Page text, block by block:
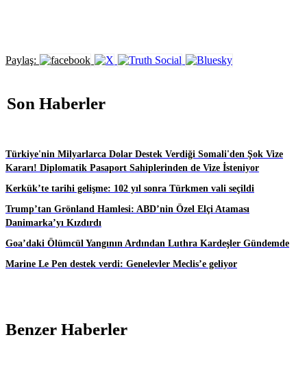
Paylaş:
Son Haberler
Türkiye'nin Milyarlarca Dolar Destek Verdiği Somali'den Şok Vize
Kararı! Diplomatik Pasaport Sahiplerinden de Vize İsteniyor
Kerkük’te tarihi gelişme: 102 yıl sonra Türkmen vali seçildi
Trump’tan Grönland Hamlesi: ABD’nin Özel Elçi Ataması
Danimarka’yı Kızdırdı
Goa’daki Ölümcül Yangının Ardından Luthra Kardeşler Gündemde
Marine Le Pen destek verdi: Genelevler Meclis’e geliyor
Benzer Haberler